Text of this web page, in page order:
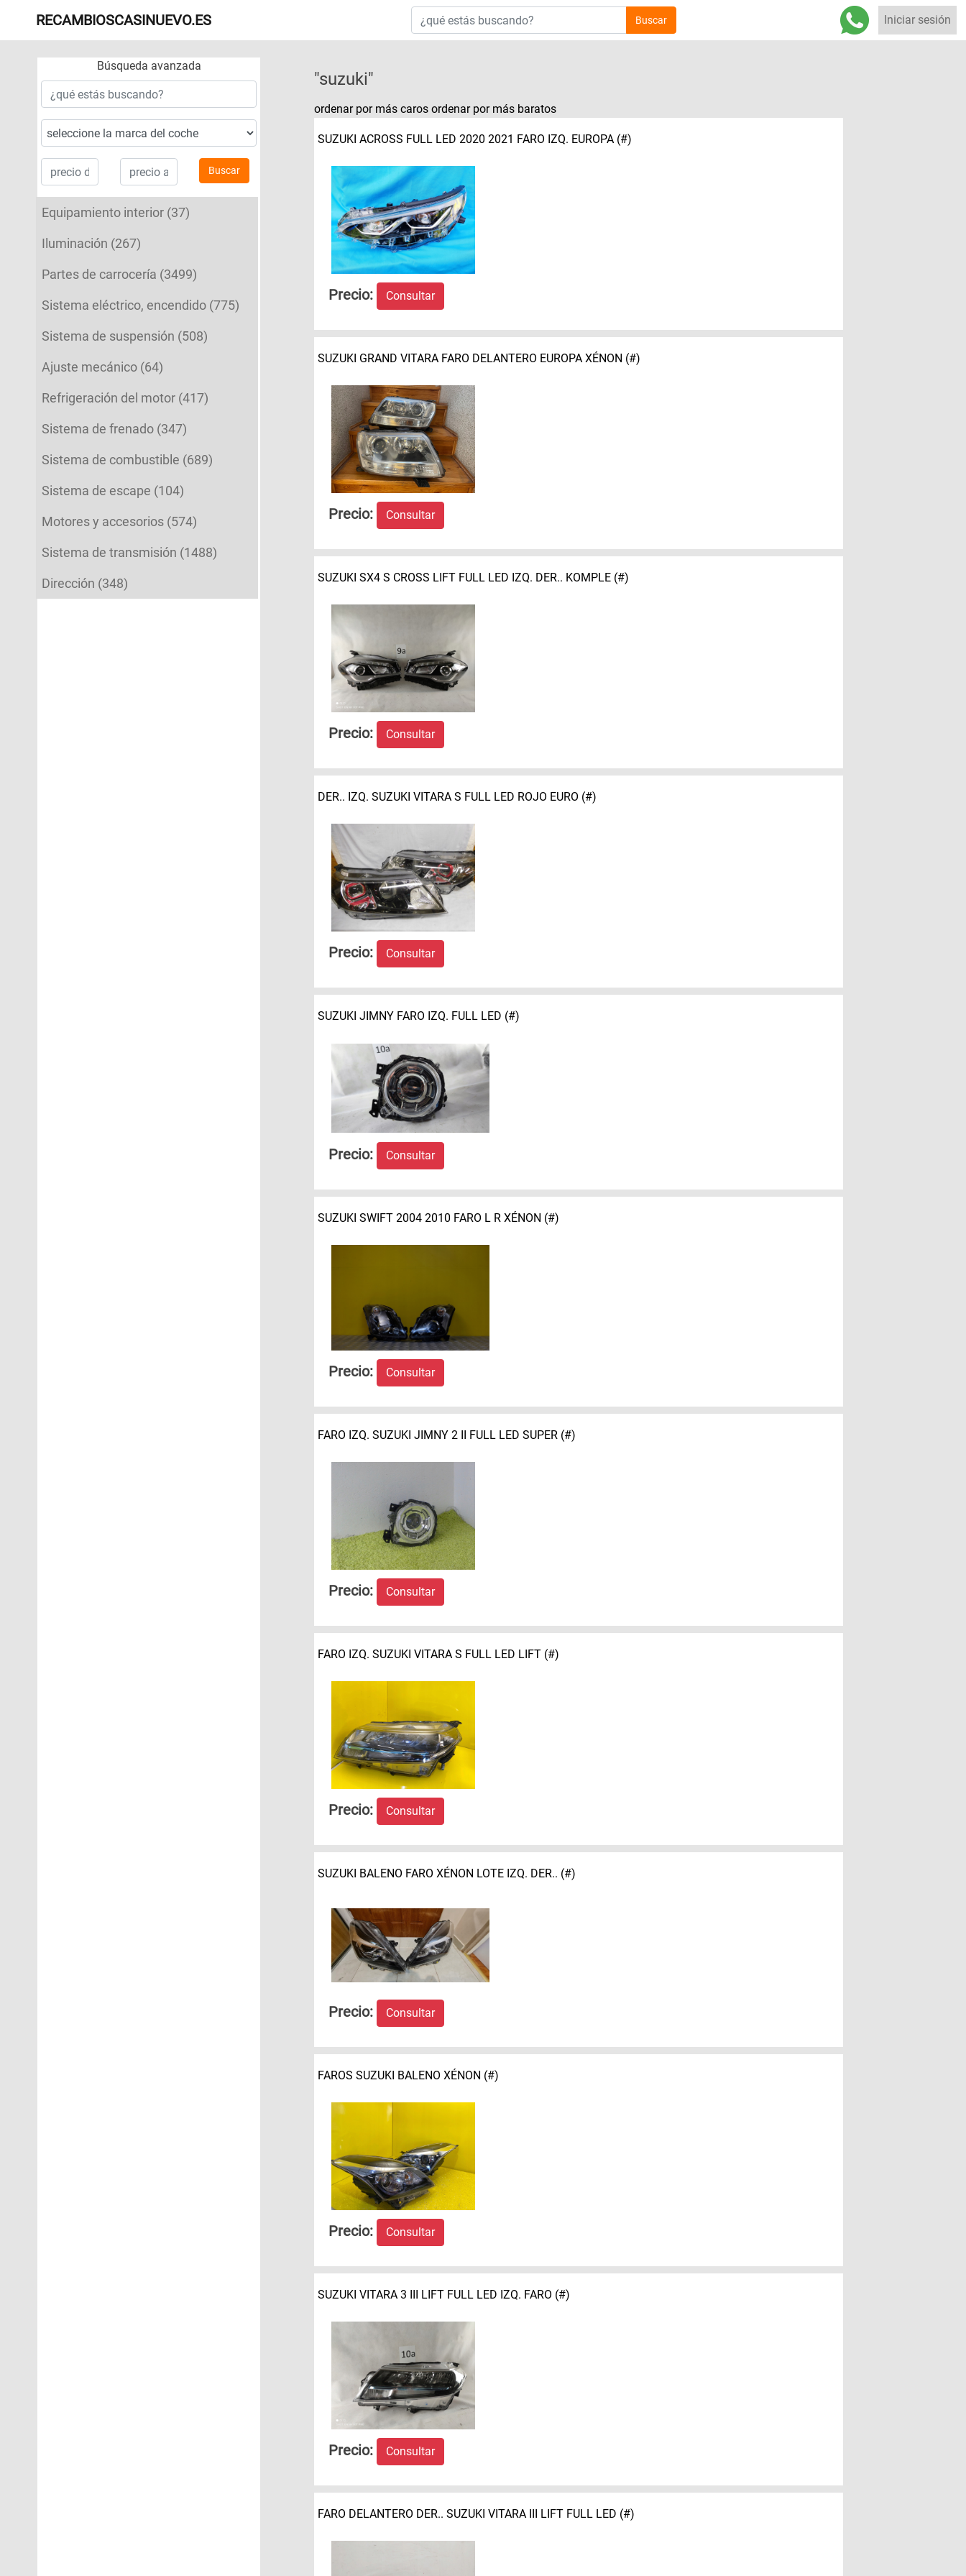
RECAMBIOSCASINUEVO.ES Buscar Iniciar sesión
Búsqueda avanzada
Buscar
Equipamiento interior (37)
Iluminación (267)
Partes de carrocería (3499)
Sistema eléctrico, encendido (775)
Sistema de suspensión (508)
Ajuste mecánico (64)
Refrigeración del motor (417)
Sistema de frenado (347)
Sistema de combustible (689)
Sistema de escape (104)
Motores y accesorios (574)
Sistema de transmisión (1488)
Dirección (348)
"suzuki"
ordenar por más carosordenar por más baratos
SUZUKI ACROSS FULL LED 2020 2021 FARO IZQ. EUROPA (#)
Precio: Consultar
SUZUKI GRAND VITARA FARO DELANTERO EUROPA XÉNON (#)
Precio: Consultar
SUZUKI SX4 S CROSS LIFT FULL LED IZQ. DER.. KOMPLE (#)
Precio: Consultar
DER.. IZQ. SUZUKI VITARA S FULL LED ROJO EURO (#)
Precio: Consultar
SUZUKI JIMNY FARO IZQ. FULL LED (#)
Precio: Consultar
SUZUKI SWIFT 2004 2010 FARO L R XÉNON (#)
Precio: Consultar
FARO IZQ. SUZUKI JIMNY 2 II FULL LED SUPER (#)
Precio: Consultar
FARO IZQ. SUZUKI VITARA S FULL LED LIFT (#)
Precio: Consultar
SUZUKI BALENO FARO XÉNON LOTE IZQ. DER.. (#)
Precio: Consultar
FAROS SUZUKI BALENO XÉNON (#)
Precio: Consultar
SUZUKI VITARA 3 III LIFT FULL LED IZQ. FARO (#)
Precio: Consultar
FARO DELANTERO DER.. SUZUKI VITARA III LIFT FULL LED (#)